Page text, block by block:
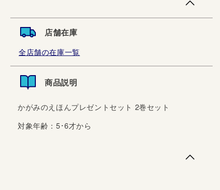
店舗在庫
全店舗の在庫一覧
商品説明
かがみのえほんプレゼントセット 2巻セット
対象年齢：5･6才から